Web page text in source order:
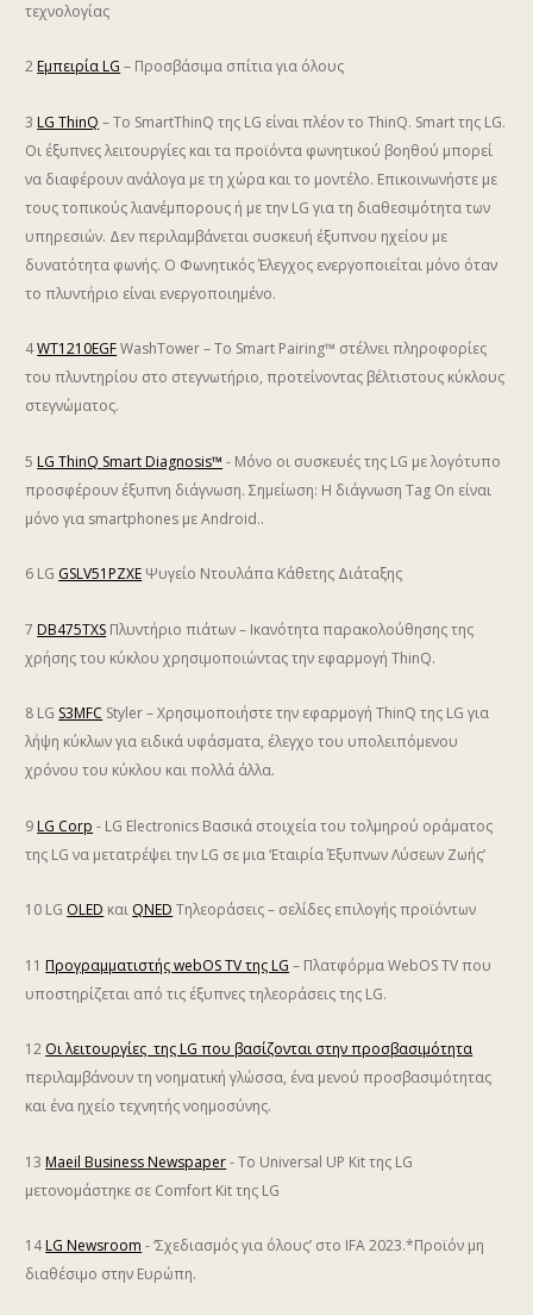
τεχνολογίας
2 Εμπειρία LG – Προσβάσιμα σπίτια για όλους
3 LG ThinQ – Το SmartThinQ της LG είναι πλέον το ThinQ. Smart της LG.
Οι έξυπνες λειτουργίες και τα προϊόντα φωνητικού βοηθού μπορεί
να διαφέρουν ανάλογα με τη χώρα και το μοντέλο. Επικοινωνήστε με
τους τοπικούς λιανέμπορους ή με την LG για τη διαθεσιμότητα των
υπηρεσιών. Δεν περιλαμβάνεται συσκευή έξυπνου ηχείου με
δυνατότητα φωνής. Ο Φωνητικός Έλεγχος ενεργοποιείται μόνο όταν
το πλυντήριο είναι ενεργοποιημένο.
4WT1210EGFWashTower – Το Smart Pairing™ στέλνει πληροφορίες
του πλυντηρίου στο στεγνωτήριο, προτείνοντας βέλτιστους κύκλους
στεγνώματος.
5 LG ThinQ Smart Diagnosis™ - Μόνο οι συσκευές της LG με λογότυπο
προσφέρουν έξυπνη διάγνωση. Σημείωση: Η διάγνωση Tag On είναι
μόνο για smartphones με Android..
6 LG GSLV51PZXE Ψυγείο Ντουλάπα Κάθετης Διάταξης
7 DB475TXS Πλυντήριο πιάτων – Ικανότητα παρακολούθησης της
χρήσης του κύκλου χρησιμοποιώντας την εφαρμογή ThinQ.
8 LG S3MFC Styler – Χρησιμοποιήστε την εφαρμογή ThinQ της LG για
λήψη κύκλων για ειδικά υφάσματα, έλεγχο του υπολειπόμενου
χρόνου του κύκλου και πολλά άλλα.
9 LG Corp - LG Electronics Βασικά στοιχεία του τολμηρού οράματος
της LG να μετατρέψει την LG σε μια ‘Εταιρία Έξυπνων Λύσεων Ζωής’
10 LG OLED και QNED Τηλεοράσεις – σελίδες επιλογής προϊόντων
11 Προγραμματιστής webOS TV της LG – Πλατφόρμα WebOS TV που
υποστηρίζεται από τις έξυπνες τηλεοράσεις της LG.
12 Οι λειτουργίες της LG που βασίζονται στην προσβασιμότητα
περιλαμβάνουν τη νοηματική γλώσσα, ένα μενού προσβασιμότητας
και ένα ηχείο τεχνητής νοημοσύνης.
13 Maeil Business Newspaper- Το Universal UP Kit της LG
μετονομάστηκε σε Comfort Kit της LG
14LG Newsroom - ‘Σχεδιασμός για όλους’ στο IFA 2023.*Προϊόν μη
διαθέσιμο στην Ευρώπη.